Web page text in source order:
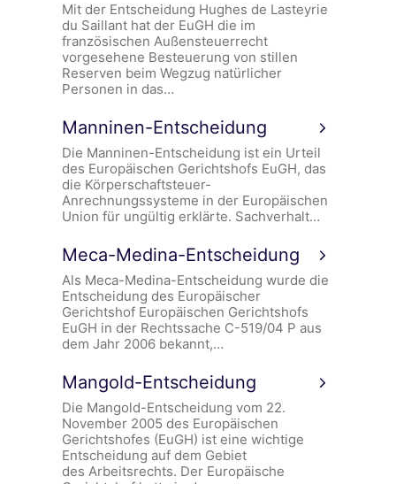
Mit der Entscheidung Hughes de Lasteyrie
du Saillant hat der EuGH die im
französischen Außensteuerrecht
vorgesehene Besteuerung von stillen
Reserven beim Wegzug natürlicher
Personen in das…
Manninen-Entscheidung
Die Manninen-Entscheidung ist ein Urteil
des Europäischen Gerichtshofs EuGH, das
die Körperschaftsteuer-
Anrechnungssysteme in der Europäischen
Union für ungültig erklärte. Sachverhalt…
Meca-Medina-Entscheidung
Als Meca-Medina-Entscheidung wurde die
Entscheidung des Europäischer
Gerichtshof Europäischen Gerichtshofs
EuGH in der Rechtssache C-519/04 P aus
dem Jahr 2006 bekannt,…
Mangold-Entscheidung
Die Mangold-Entscheidung vom 22.
November 2005 des Europäischen
Gerichtshofes (EuGH) ist eine wichtige
Entscheidung auf dem Gebiet
des Arbeitsrechts. Der Europäische